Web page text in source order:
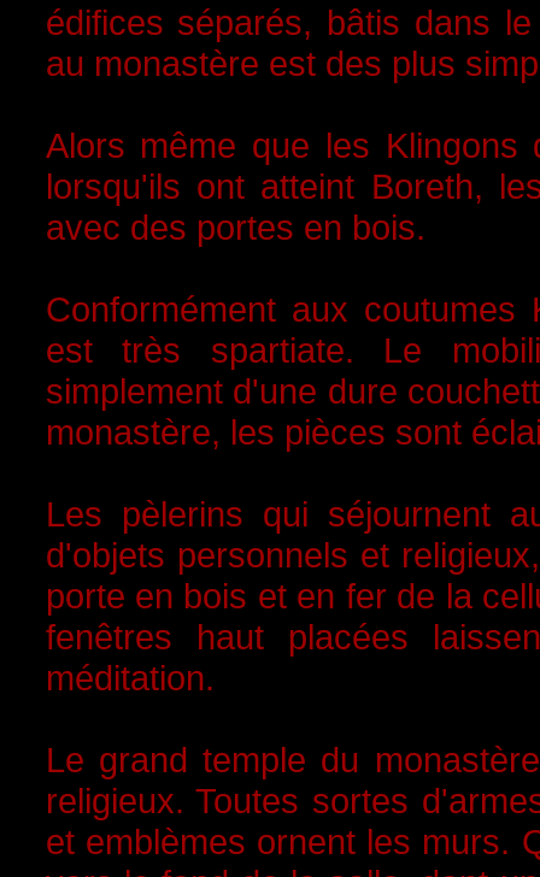
édifices séparés, bâtis dans
au monastère est des plus
Alors même que les Klingons
lorsqu'ils ont atteint Boreth,
avec des portes en bois.
Conformément aux
est très spartiate. Le
simplement d'une dure
monastère, les pièces sont
Les pèlerins qui séjournent
d'objets personnels et
porte en bois et en fer de la
fenêtres haut placées
méditation.
Le grand temple du
religieux. Toutes sortes
et emblèmes ornent les murs.